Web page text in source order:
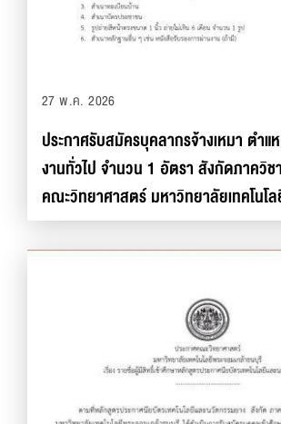
27 พ.ค. 2026
ประกาศรับสมัครบุคลากรจ้างเหมา ตำ
งานทั่วไป จำนวน 1 อัตรา สังกัดภาควิ
คณะวิทยาศาสตร์ มหาวิทยาลัยเทคโนโ
ธนบุรี